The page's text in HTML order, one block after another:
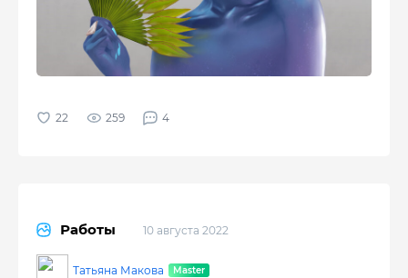
259 4
Работы 10 августа 2022
Татьяна Макова